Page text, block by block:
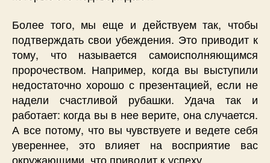
Более того, мы еще и действуем так, чтобы
подтверждать свои убеждения. Это приводит к
тому, что называется самоисполняющимся
пророчеством. Например, когда вы выступили
недостаточно хорошо с презентацией, если не
надели счастливой рубашки. Удача так и
работает: когда вы в нее верите, она случается.
А все потому, что вы чувствуете и ведете себя
увереннее, это влияет на восприятие вас
окружающими, что приводит к успеху.